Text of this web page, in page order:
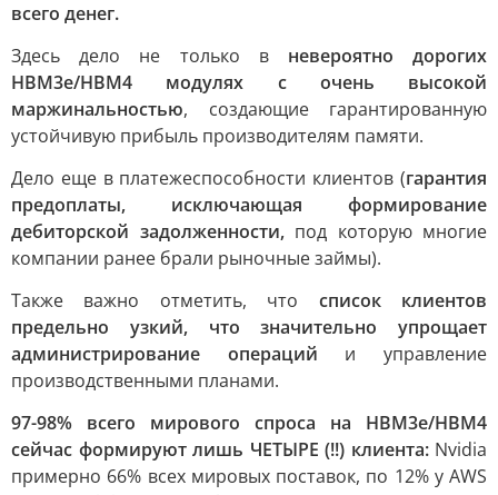
всего денег.
Здесь дело не только в невероятно дорогих
HBM3e/HBM4 модулях с очень высокой
маржинальностью, создающие гарантированную
устойчивую прибыль производителям памяти.
Дело еще в платежеспособности клиентов (гарантия
предоплаты, исключающая формирование
дебиторской задолженности,под которую многие
компании ранее брали рыночные займы).
Также важно отметить, что список клиентов
предельно узкий, что значительно упрощает
администрирование операций и управление
производственными планами.
97-98% всего мирового спроса на HBM3e/HBM4
сейчас формируют лишь ЧЕТЫРЕ (!!) клиента:Nvidia
примерно 66% всех мировых поставок, по 12% у AWS